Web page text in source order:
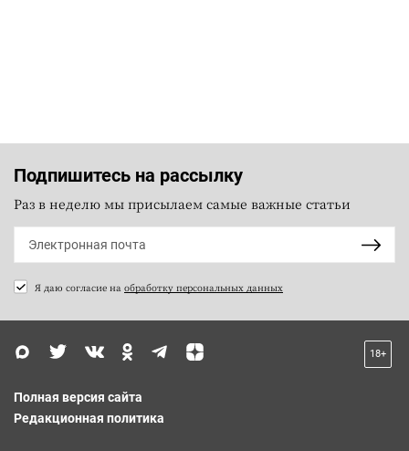
Подпишитесь на рассылку
Раз в неделю мы присылаем самые важные статьи
Я даю согласие на обработку персональных данных
18+
Полная версия сайта
Редакционная политика